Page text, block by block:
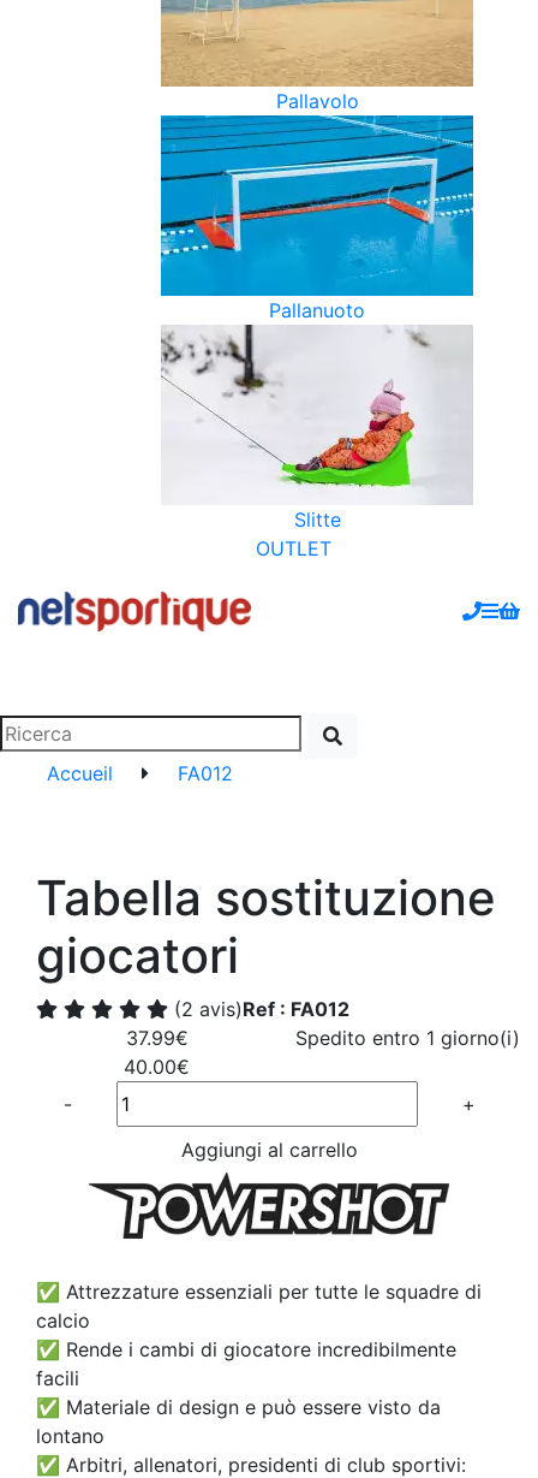
Pallavolo
Pallanuoto
Slitte
OUTLET
Accueil FA012
Tabella sostituzione
giocatori
(2 avis)Ref : FA012
37.99€
40.00€
Spedito entro 1 giorno(i)
Quantité
-
+
Aggiungi al carrello
✅ Attrezzature essenziali per tutte le squadre di
calcio
✅ Rende i cambi di giocatore incredibilmente
facili
✅ Materiale di design e può essere visto da
lontano
✅ Arbitri, allenatori, presidenti di club sportivi: